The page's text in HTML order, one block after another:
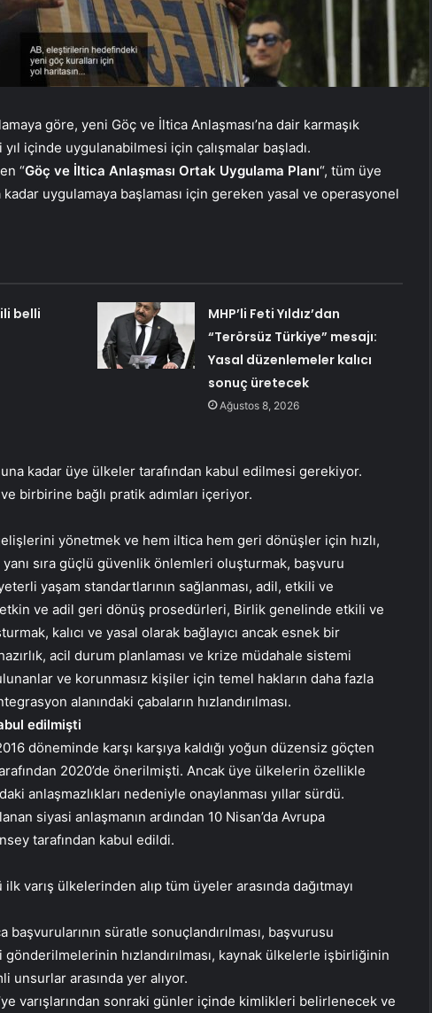
göre, yeni Göç ve İltica Anlaşması’na dair karmaşık
içinde uygulanabilmesi için çalışmalar başladı.
“Göç ve İltica Anlaşması Ortak Uygulama Planı“, tüm üye
uygulamaya başlaması için gereken yasal ve operasyonel
belli
MHP’li Feti Yıldız’dan
“Terörsüz Türkiye” mesajı:
Yasal düzenlemeler kalıcı
sonuç üretecek
Ağustos 8, 2026
kadar üye ülkeler tarafından kabul edilmesi gerekiyor.
birbirine bağlı pratik adımları içeriyor.
yönetmek ve hem iltica hem geri dönüşler için hızlı,
sıra güçlü güvenlik önlemleri oluşturmak, başvuru
yaşam standartlarının sağlanması, adil, etkili ve
etkin ve adil geri dönüş prosedürleri, Birlik genelinde etkili ve
kalıcı ve yasal olarak bağlayıcı ancak esnek bir
acil durum planlaması ve krize müdahale sistemi
ve korunmasız kişiler için temel hakların daha fazla
alanındaki çabaların hızlandırılması.
edilmişti
döneminde karşı karşıya kaldığı yoğun düzensiz göçten
2020’de önerilmişti. Ancak üye ülkelerin özellikle
anlaşmazlıkları nedeniyle onaylanması yıllar sürdü.
siyasi anlaşmanın ardından 10 Nisan’da Avrupa
tarafından kabul edildi.
varış ülkelerinden alıp tüm üyeler arasında dağıtmayı
başvurularının süratle sonuçlandırılması, başvurusu
hızlandırılması, kaynak ülkelerle işbirliğinin
unsurlar arasında yer alıyor.
varışlarından sonraki günler içinde kimlikleri belirlenecek ve